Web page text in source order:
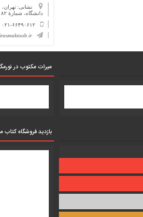
نشانی: تهران،
دانشگاه، شمارۀ ۱۱۸۲ (ساختمان فروردین)، طبقۀ دوم
۰۲۱-۶۶۴۹۰۶۱۲
میرات مکتوب در
بازدید فروشگاه کتاب